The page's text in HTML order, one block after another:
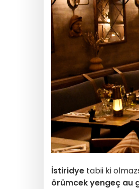
İstiridye tabii ki
örümcek yengeç au